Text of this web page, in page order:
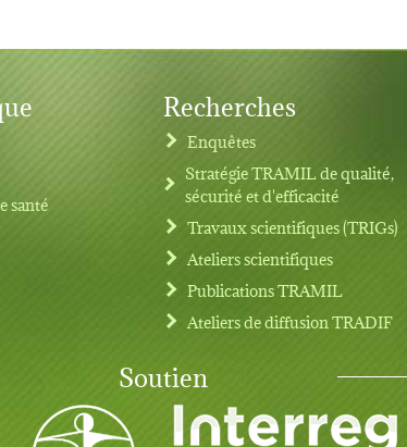
santé
Recherches
Enquêtes
Stratégie TRAMIL de qualité,
sécurité et d'efficacité
Travaux scientifiques (TRIGs)
Ateliers scientifiques
Publications TRAMIL
Ateliers de diffusion TRADIF
Soutien